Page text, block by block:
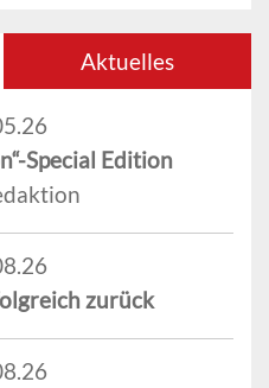
Aktuelles
Special Edition
zurück